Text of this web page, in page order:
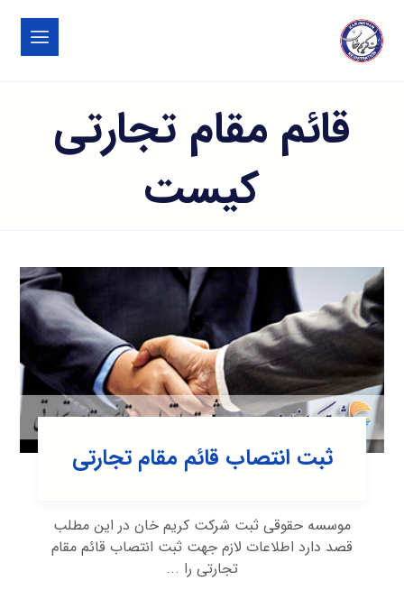
قائم مقام تجارتی
کیست
ثبت انتصاب قائم مقام تجارتی
موسسه حقوقی ثبت شرکت کریم خان در این مطلب
قصد دارد اطلاعات لازم جهت ثبت انتصاب قائم مقام
تجارتی را ...